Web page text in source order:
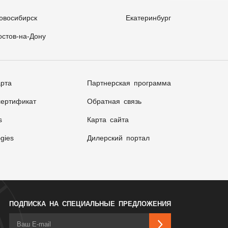
на-Дону
Екатеринбург
Партнерская программа
Обратная связь
Карта сайта
Дилерский портал
ПОДПИСКА НА СПЕЦИАЛЬНЫЕ ПРЕДЛОЖЕНИЯ